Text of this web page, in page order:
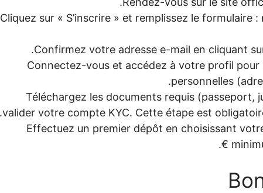
Cliquez sur « S’inscrire » et remplissez le formulaire
Confirmez votre adresse e-mail en cliquant
Connectez-vous et accédez à votre profil
personnelles
Téléchargez les documents requis (passeport,
valider votre compte KYC. Cette étape est
Effectuez un premier dépôt en choisissant